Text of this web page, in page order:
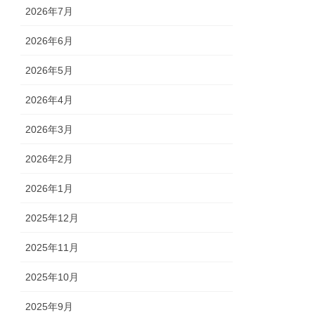
2026年7月
2026年6月
2026年5月
2026年4月
2026年3月
2026年2月
2026年1月
2025年12月
2025年11月
2025年10月
2025年9月